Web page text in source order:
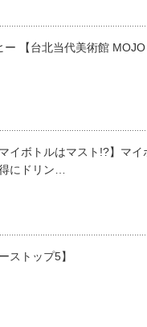
ー 【台北当代美術館 MOJO
イボトルはマスト!?】マイ
にドリン…
ストップ5】